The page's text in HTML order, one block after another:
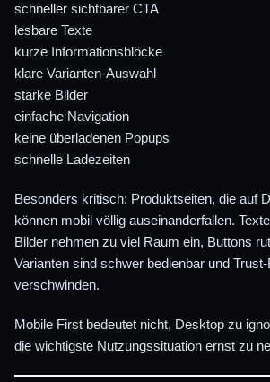
schneller sichtbarer CTA
lesbare Texte
kurze Informationsblöcke
klare Varianten-Auswahl
starke Bilder
einfache Navigation
keine überladenen Popups
schnelle Ladezeiten
Besonders kritisch: Produktseiten, die auf
können mobil völlig auseinanderfallen.
Bilder nehmen zu viel Raum ein, Buttons
Varianten sind schwer bedienbar und
verschwinden.
Mobile First bedeutet nicht, Desktop zu
die wichtigste Nutzungssituation ernst zu